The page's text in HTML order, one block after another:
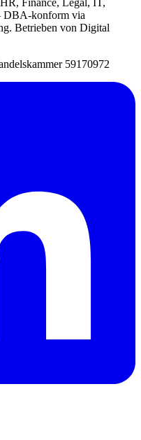
Finance, Legal, IT,
DBA-konform via
Betrieben von Digital
59170972